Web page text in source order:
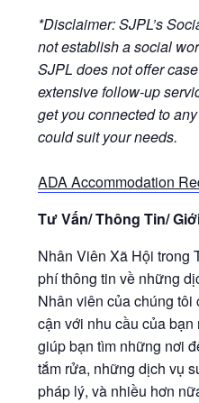
*Disclaimer: SJPL’s
not establish a social
SJPL does not offer
extensive follow-up
get you connected to
could suit your needs.
ADA Accommodation
Tư Vấn/ Thông Tin/
Nhân Viên Xã Hội trong
phí thông tin về những
Nhân viên của chúng tôi
cận với nhu cầu của
giúp bạn tìm những nơi
tắm rửa, những dịch vụ
pháp lý, và nhiều hơn